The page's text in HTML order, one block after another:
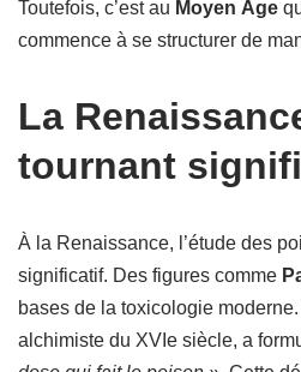
Toutefois, c’est au Moyen Âge
commence à se structurer de
La
tournant
À la Renaissance, l’étude des
significatif. Des figures comme
bases de la toxicologie
alchimiste du XVIe siècle, a